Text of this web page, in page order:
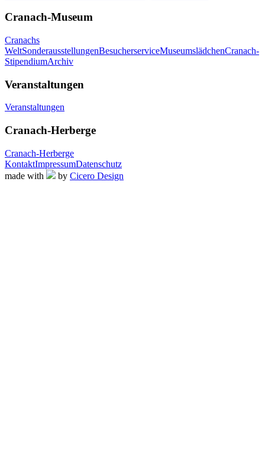
Cranach-Museum
Cranachs
WeltSonderausstellungenBesucherserviceMuseumslädchenCranach-
StipendiumArchiv
Veranstaltungen
Veranstaltungen
Cranach-Herberge
Cranach-Herberge
KontaktImpressumDatenschutz
made with
by Cicero Design